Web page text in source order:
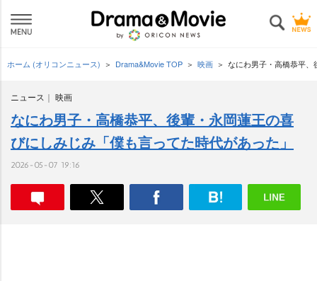
ホーム (オリコンニュース) Drama&Movie TOP 映画 なにわ男子・高橋恭平
ニュース 映画
なにわ男子・高橋恭平、後輩・永岡蓮王の喜
びにしみじみ「僕も言ってた時代があった」
2026-05-07 19:16